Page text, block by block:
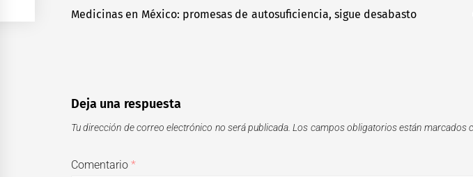
de
Previous
Medicinas en México: promesas de autosuficiencia, sigue desabasto
Deja una respuesta
Tu dirección de correo electrónico no será publicada. Los campos obligatorios están marcados
Comentario*